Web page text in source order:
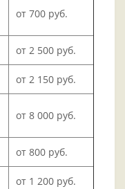
от 700 руб.
от 2 500 руб.
от 2 150 руб.
от 8 000 руб.
от 800 руб.
от 1 200 руб.